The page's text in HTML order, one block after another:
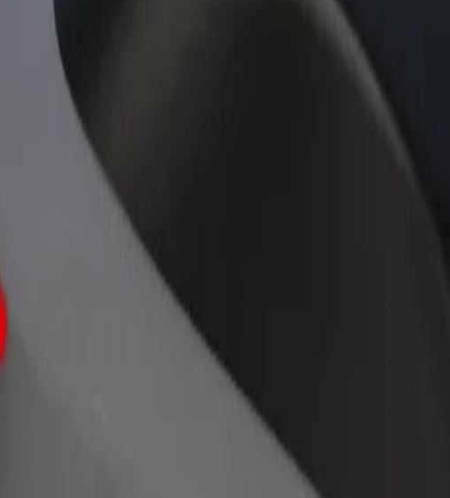
Přidejte restauraci nebo obchod
Oslovte více zákazníků a zvyšte si
by Mingechevir region do 16 Nömrəli Məktəb